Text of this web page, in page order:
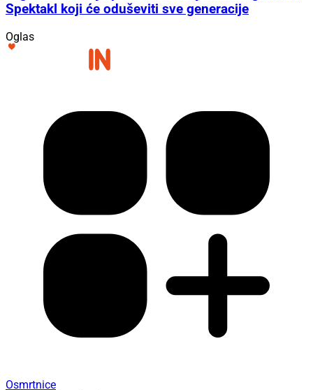
Spektakl koji će oduševiti sve generacije
Oglas
Osmrtnice